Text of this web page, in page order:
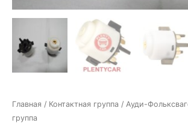
Главная / Контактная группа / Ауди-
группа